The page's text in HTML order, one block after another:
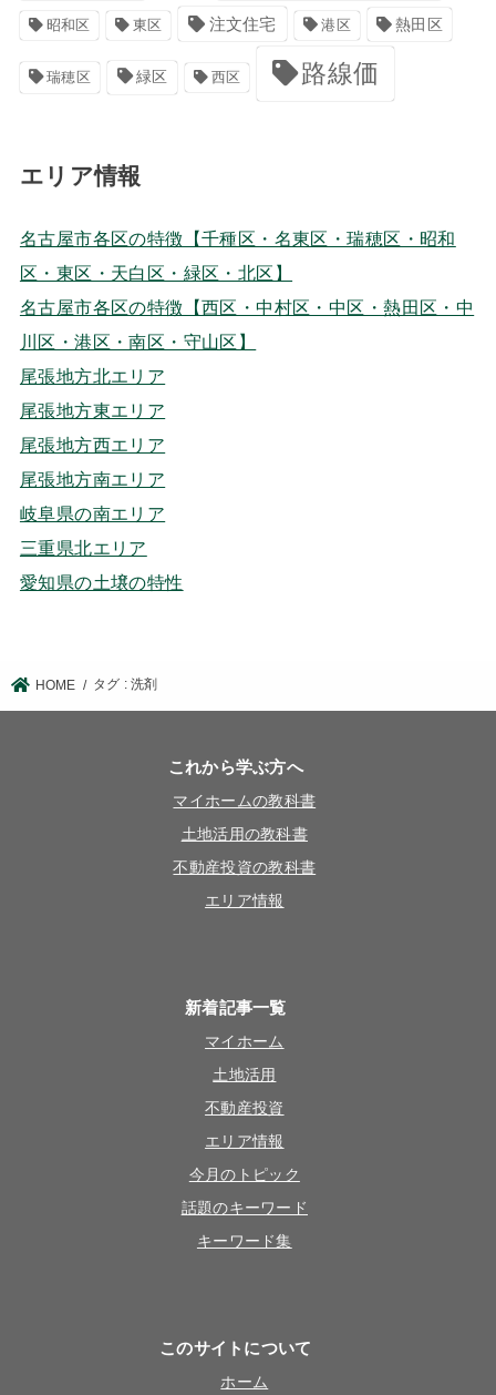
昭和区 東区 注文住宅 港区 熱田区
瑞穂区 緑区 西区 路線価
エリア情報
名古屋市各区の特徴【千種区・名東区・瑞穂区・昭和
区・東区・天白区・緑区・北区】
名古屋市各区の特徴【西区・中村区・中区・熱田区・中
川区・港区・南区・守山区】
尾張地方北エリア
尾張地方東エリア
尾張地方西エリア
尾張地方南エリア
岐阜県の南エリア
三重県北エリア
愛知県の土壌の特性
HOME タグ : 洗剤
これから学ぶ方へ
マイホームの教科書
土地活用の教科書
不動産投資の教科書
エリア情報
新着記事一覧
マイホーム
土地活用
不動産投資
エリア情報
今月のトピック
話題のキーワード
キーワード集
このサイトについて
ホーム